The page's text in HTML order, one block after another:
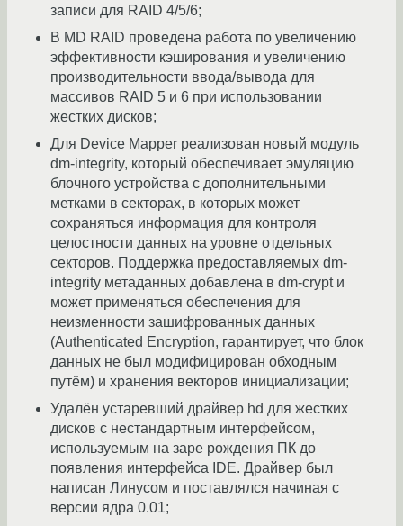
записи для RAID 4/5/6;
В MD RAID проведена работа по увеличению
эффективности кэширования и увеличению
производительности ввода/вывода для
массивов RAID 5 и 6 при использовании
жестких дисков;
Для Device Mapper реализован новый модуль
dm-integrity, который обеспечивает эмуляцию
блочного устройства с дополнительными
метками в секторах, в которых может
сохраняться информация для контроля
целостности данных на уровне отдельных
секторов. Поддержка предоставляемых dm-
integrity метаданных добавлена в dm-crypt и
может применяться обеспечения для
неизменности зашифрованных данных
(Authenticated Encryption, гарантирует, что блок
данных не был модифицирован обходным
путём) и хранения векторов инициализации;
Удалён устаревший драйвер hd для жестких
дисков с нестандартным интерфейсом,
используемым на заре рождения ПК до
появления интерфейса IDE. Драйвер был
написан Линусом и поставлялся начиная с
версии ядра 0.01;